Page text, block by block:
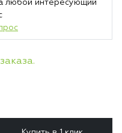
любой интересующий